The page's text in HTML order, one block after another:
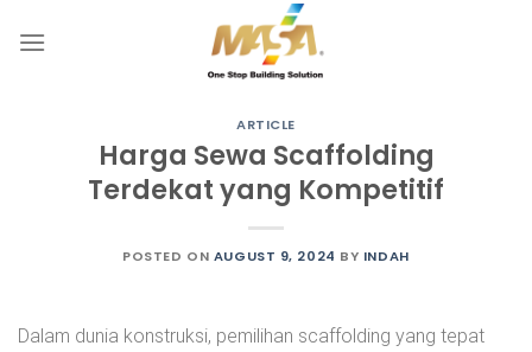
ARTICLE
Harga Sewa Scaffolding
Terdekat yang Kompetitif
POSTED ON AUGUST 9, 2024 BY INDAH
Dalam dunia konstruksi, pemilihan scaffolding yang tepat